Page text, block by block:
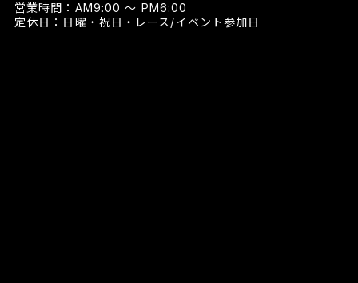
営業時間：AM9:00 〜 PM6:00
定休日：日曜・祝日・レース/イベント参加日